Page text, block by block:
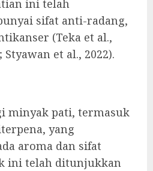
ini telah
sifat anti-radang,
(Teka et al.,
Styawan et al., 2022).
minyak pati, termasuk
yang
aroma dan sifat
ini telah ditunjukkan